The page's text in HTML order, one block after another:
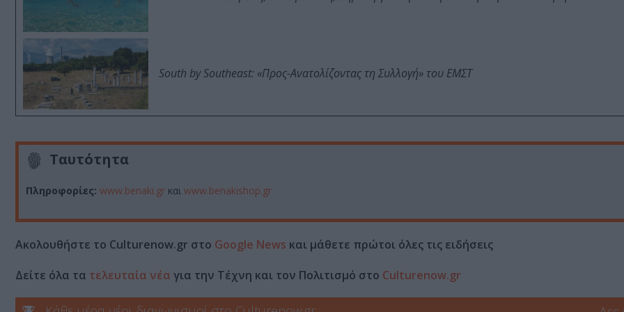
South by Southeast: «Προς-Ανατολίζοντας τη Συλλογή» του ΕΜΣΤ
Ταυτότητα
Πληροφορίες: www.benaki.gr και www.benakishop.gr
Ακολουθήστε το Culturenow.gr στο Google News και μάθετε πρώτοι όλες τις ειδήσεις
Δείτε όλα τα τελευταία νέα για την Τέχνη και τον Πολιτισμό στο Culturenow.gr